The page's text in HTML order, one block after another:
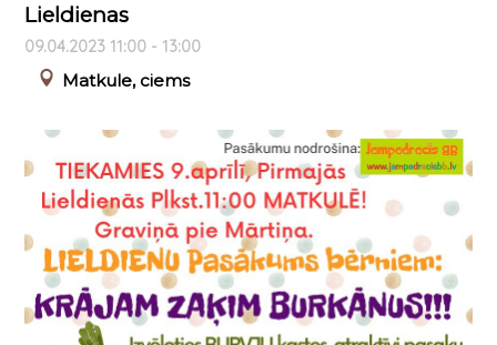
Lieldienas
09.04.2023 11:00 - 13:00
Matkule, ciems